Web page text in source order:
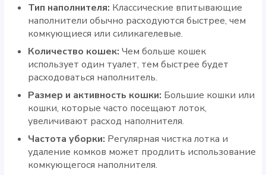
Тип наполнителя: Классические впитывающие
наполнители обычно расходуются быстрее, чем
комкующиеся или силикагелевые.
Количество кошек: Чем больше кошек
использует один туалет, тем быстрее будет
расходоваться наполнитель.
Размер и активность кошки: Большие кошки или
кошки, которые часто посещают лоток,
увеличивают расход наполнителя.
Частота уборки: Регулярная чистка лотка и
удаление комков может продлить использование
комкующегося наполнителя.